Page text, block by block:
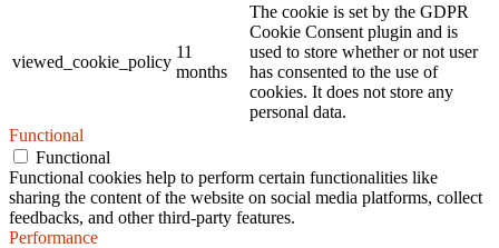
viewed_cookie_policy
11
months
The cookie is set by the GDPR
Cookie Consent plugin and is
used to store whether or not user
has consented to the use of
cookies. It does not store any
personal data.
Functional
Functional
Functional cookies help to perform certain functionalities like
sharing the content of the website on social media platforms, collect
feedbacks, and other third-party features.
Performance